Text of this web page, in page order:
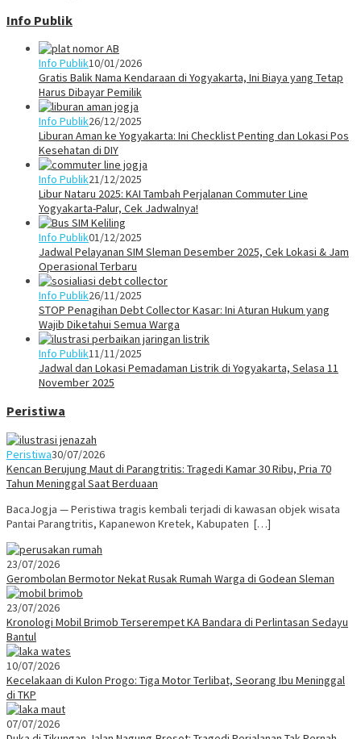
Info Publik
Info Publik10/01/2026
Gratis Balik Nama Kendaraan di Yogyakarta, Ini Biaya yang Tetap
Harus Dibayar Pemilik
Info Publik26/12/2025
Liburan Aman ke Yogyakarta: Ini Checklist Penting dan Lokasi Pos
Kesehatan di DIY
Info Publik21/12/2025
Libur Nataru 2025: KAI Tambah Perjalanan Commuter Line
Yogyakarta-Palur, Cek Jadwalnya!
Info Publik01/12/2025
Jadwal Pelayanan SIM Sleman Desember 2025, Cek Lokasi & Jam
Operasional Terbaru
Info Publik26/11/2025
STOP Penagihan Debt Collector Kasar: Ini Aturan Hukum yang
Wajib Diketahui Semua Warga
Info Publik11/11/2025
Jadwal dan Lokasi Pemadaman Listrik di Yogyakarta, Selasa 11
November 2025
Peristiwa
Peristiwa30/07/2026
Kencan Berujung Maut di Parangtritis: Tragedi Kamar 30 Ribu, Pria 70
Tahun Meninggal Saat Berduaan
BacaJogja — Peristiwa tragis kembali terjadi di kawasan objek wisata
Pantai Parangtritis, Kapanewon Kretek, Kabupaten […]
23/07/2026
Gerombolan Bermotor Nekat Rusak Rumah Warga di Godean Sleman
23/07/2026
Kronologi Mobil Brimob Terserempet KA Bandara di Perlintasan Sedayu
Bantul
10/07/2026
Kecelakaan di Kulon Progo: Tiga Motor Terlibat, Seorang Ibu Meninggal
di TKP
07/07/2026